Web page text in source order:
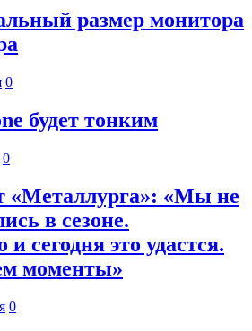
размер монитора
0
будет тонким
0
«Металлурга»: «Мы не
в сезоне.
сегодня это удастся.
моменты»
0